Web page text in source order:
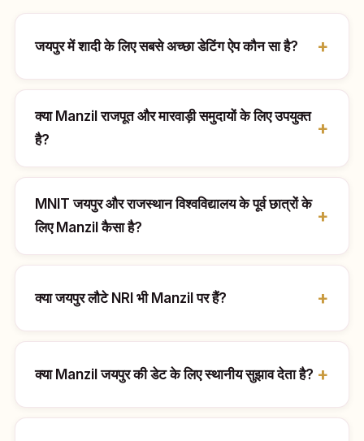
जयपुर में शादी के लिए सबसे अच्छा डेटिंग ऐप कौन सा है?
क्या Manzil राजपूत और मारवाड़ी समुदायों के लिए उपयुक्त
है?
MNIT जयपुर और राजस्थान विश्वविद्यालय के पूर्व छात्रों के
लिए Manzil कैसा है?
क्या जयपुर लौटे NRI भी Manzil पर हैं?
क्या Manzil जयपुर की डेट के लिए स्थानीय सुझाव देता है?